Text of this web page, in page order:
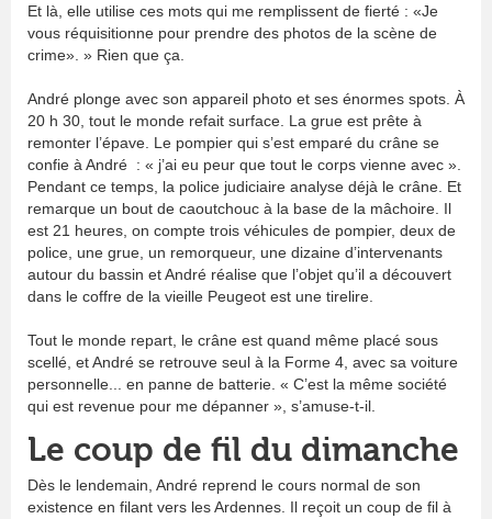
Et là, elle utilise ces mots qui me remplissent de fierté : «Je
vous réquisitionne pour prendre des photos de la scène de
crime». » Rien que ça.
André plonge avec son appareil photo et ses énormes spots. À
20 h 30, tout le monde refait surface. La grue est prête à
remonter l’épave. Le pompier qui s’est emparé du crâne se
confie à André : « j’ai eu peur que tout le corps vienne avec ».
Pendant ce temps, la police judiciaire analyse déjà le crâne. Et
remarque un bout de caoutchouc à la base de la mâchoire. Il
est 21 heures, on compte trois véhicules de pompier, deux de
police, une grue, un remorqueur, une dizaine d’intervenants
autour du bassin et André réalise que l’objet qu’il a découvert
dans le coffre de la vieille Peugeot est une tirelire.
Tout le monde repart, le crâne est quand même placé sous
scellé, et André se retrouve seul à la Forme 4, avec sa voiture
personnelle... en panne de batterie. « C’est la même société
qui est revenue pour me dépanner », s’amuse-t-il.
Le coup de fil du dimanche
Dès le lendemain, André reprend le cours normal de son
existence en filant vers les Ardennes. Il reçoit un coup de fil à